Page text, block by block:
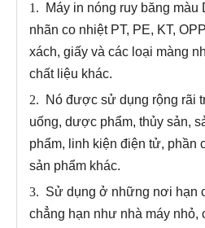
1.
Máy in nóng ruy băng màu
nhãn co nhiệt PT, PE, KT,
xách, giấy và các loại màng
chất liệu khác.
2.
Nó được sử dụng rộng rãi
uống, dược phẩm, thủy sản,
phẩm, linh kiện điện tử, phần
sản phẩm khác.
3. Sử dụng ở những nơi hạn
chẳng hạn như nhà máy nhỏ,